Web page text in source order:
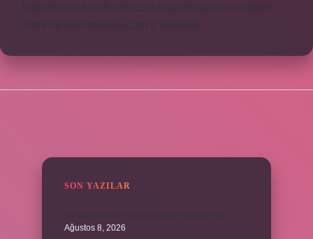
https://www.seraforum.com
https://cigerricco.com.tr
https://yildirimmedya.com.tr Sitemap
SON YAZILAR
Ağustos 8, 2026